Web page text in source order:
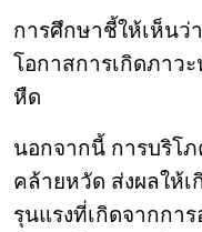
การศึกษาชี้ให้เห็นว่
โอกาสการเกิดภาว
หืด
นอกจากนี้ การบริโ
คล้ายหวัด ส่งผลให้เ
รุนแรงที่เกิดจากกา